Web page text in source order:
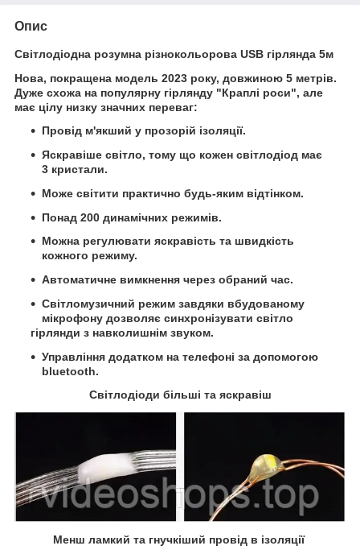
Опис
Світлодіодна розумна різнокольорова USB гірлянда 5м
Нова, покращена модель 2023 року, довжиною 5 метрів.
Дуже схожа на популярну гірлянду "Краплі роси", але
має цілу низку значних переваг:
Провід м'якший у прозорій ізоляції.
Яскравіше світло, тому що кожен світлодіод має
3 кристали.
Може світити практично будь-яким відтінком.
Понад 200 динамічних режимів.
Можна регулювати яскравість та швидкість
кожного режиму.
Автоматичне вимкнення через обраний час.
Світломузичний режим завдяки вбудованому
мікрофону дозволяє синхронізувати світло
гірлянди з навколишнім звуком.
Управління додатком на телефоні за допомогою
bluetooth.
Світлодіоди більші та яскравіш
Менш ламкий та гнучкіший провід в ізоляції